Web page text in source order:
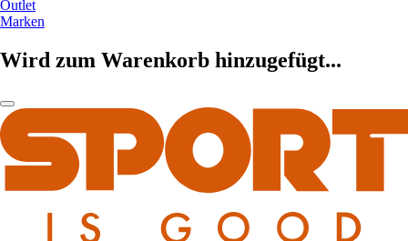
Outlet
Marken
Wird zum Warenkorb hinzugefügt...